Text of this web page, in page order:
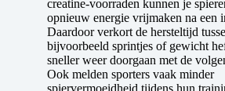
creatine-voorraden kunnen je
opnieuw energie vrijmaken na een
Daardoor verkort de hersteltijd
bijvoorbeeld sprintjes of gewicht
sneller weer doorgaan met de
Ook melden sporters vaak minder
spiervermoeidheid tijdens hun